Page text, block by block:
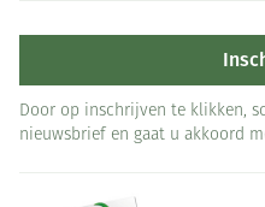
Door op inschrijven te klikken,
nieuwsbrief en gaat u akkoord